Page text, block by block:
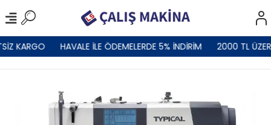
KARGO HAVALE İLE ÖDEMELERDE 5% İNDİRİM 2000 TL